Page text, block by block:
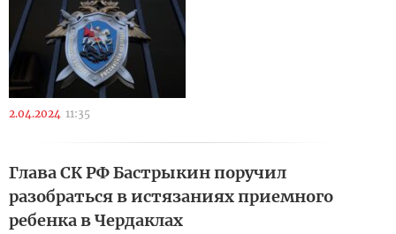
2.04.2024 11:35
Глава СК РФ Бастрыкин поручил
разобраться в истязаниях приемного
ребенка в Чердаклах